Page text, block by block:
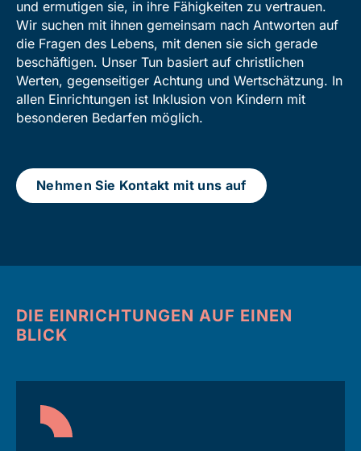
und ermutigen sie, in ihre Fähig­keiten zu vertrauen.
Wir suchen mit ihnen gemein­sam nach Antworten auf
die Fragen des Lebens, mit denen sie sich gerade
beschäftigen. Unser Tun basiert auf christ­lichen
Werten, gegen­seitiger Achtung und Wert­schätzung. In
allen Ein­richtungen ist Inklusion von Kindern mit
besonderen Bedarfen möglich.
Nehmen Sie Kontakt mit uns auf
DIE EINRICHTUNGEN AUF EINEN
BLICK